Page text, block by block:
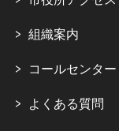
組織案内
コールセンタ
よくある質問